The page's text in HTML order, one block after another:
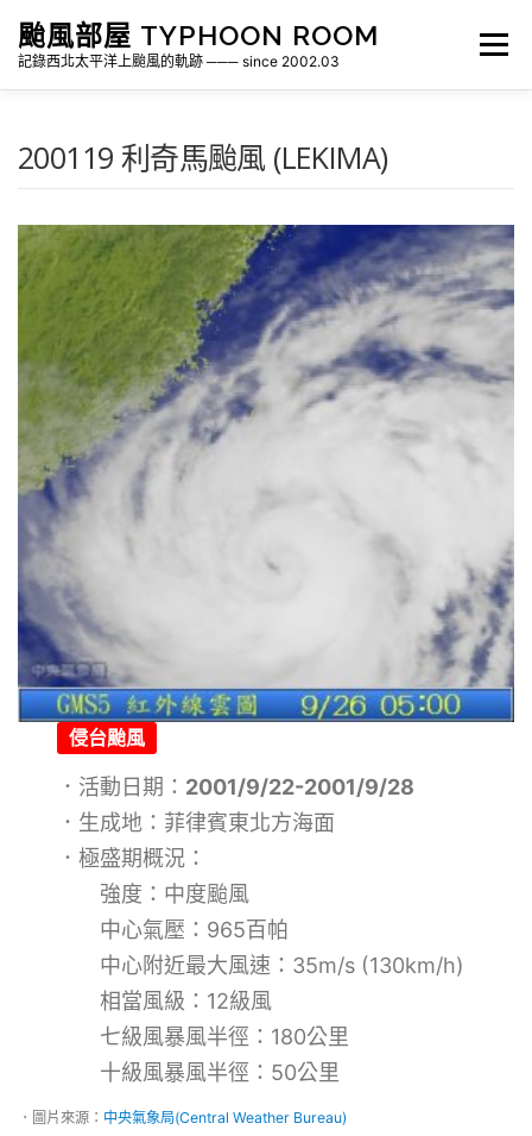
颱風部屋 TYPHOON ROOM
記錄西北太平洋上颱風的軌跡 ─── since 2002.03
選單
各地瞬間風速紀錄 侵台颱風新聞剪報 氣象相關資源
200119 利奇馬颱風 (LEKIMA)
侵台颱風
．活動日期： 2001/9/22-2001/9/28
．生成地：菲律賓東北方海面
．極盛期概況：
強度：中度颱風
中心氣壓：965百帕
中心附近最大風速：35m/s (130km/h)
相當風級：12級風
七級風暴風半徑：180公里
十級風暴風半徑：50公里
．圖片來源： 中央氣象局(Central Weather Bureau)